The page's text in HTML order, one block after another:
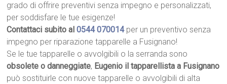
grado di offrire preventivi senza impegno e personalizzati,
per soddisfare le tue esigenze!
Contattaci subito al0544 070014 per un preventivo senza
impegno per riparazione tapparelle a Fusignano!
Se le tue tapparelle o avvolgibili o la serranda sono
obsolete o danneggiate, Eugenio il tapparellista a Fusignano
può sostituirle con nuove tapparelle o avvolgibili di alta